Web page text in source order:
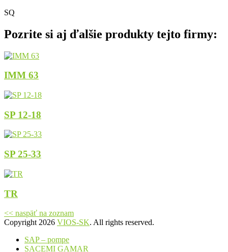
SQ
Pozrite si aj ďalšie produkty tejto firmy:
IMM 63
SP 12-18
SP 25-33
TR
<< naspäť na zoznam
Copyright 2026 VIOS-SK. All rights reserved.
SAP – pompe
SACEMI GAMAR